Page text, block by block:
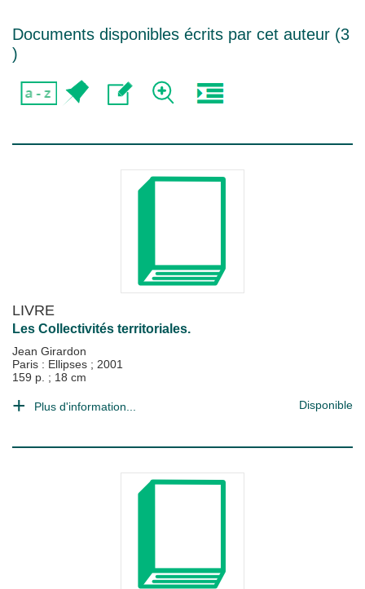
Documents disponibles écrits par cet auteur (3
)
LIVRE
Les Collectivités territoriales.
Jean Girardon
Paris : Ellipses ; 2001
159 p. ; 18 cm
Plus d'information... Disponible